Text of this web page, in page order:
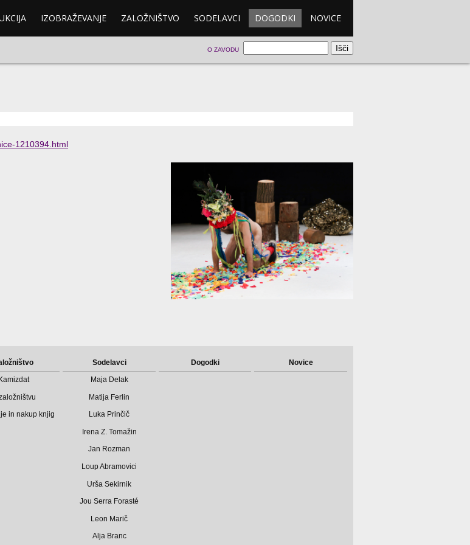
IZOBRAŽEVANJE ZALOŽNIŠTVO SODELAVCI DOGODKI NOVICE
O ZAVODU
1210394.html
Kamizdat
in nakup knjig
Sodelavci
Maja Delak
Matija Ferlin
Luka Prinčič
Irena Z. Tomažin
Jan Rozman
Loup Abramovici
Urša Sekirnik
Jou Serra Forasté
Leon Marič
Alja Branc
Dogodki Novice